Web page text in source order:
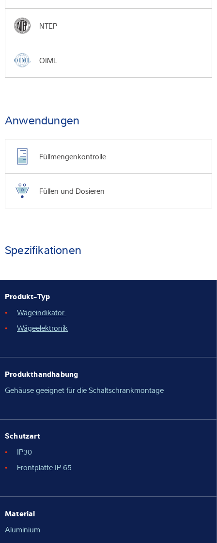
NTEP
OIML
Anwendungen
Füllmengenkontrolle
Füllen und Dosieren
Spezifikationen
Produkt-Typ
Wägeindikator
Wägeelektronik
Produkthandhabung
Gehäuse geeignet für die Schaltschrankmontage
Schutzart
IP30
Frontplatte IP 65
Material
Aluminium